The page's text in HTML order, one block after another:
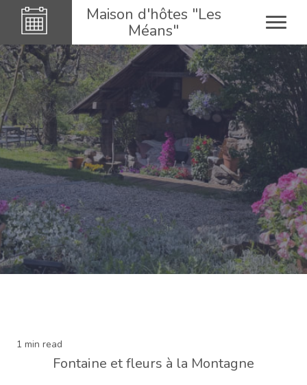
Maison d'hôtes "Les
Méans"
1 min read
Fontaine et fleurs à la Montagne